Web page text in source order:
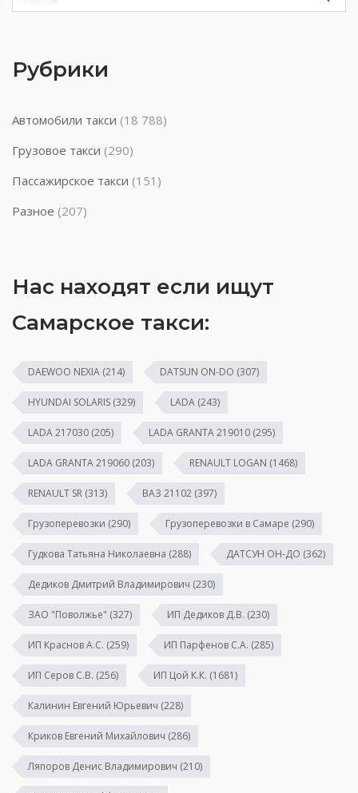
Рубрики
Автомобили такси (18 788)
Грузовое такси (290)
Пассажирское такси (151)
Разное (207)
Нас находят если ищут
Самарское такси:
DAEWOO NEXIA (214) DATSUN ON-DO (307)
HYUNDAI SOLARIS (329) LADA (243)
LADA 217030 (205) LADA GRANTA 219010 (295)
LADA GRANTA 219060 (203) RENAULT LOGAN (1468)
RENAULT SR (313) ВАЗ 21102 (397)
Грузоперевозки (290) Грузоперевозки в Самаре (290)
Гудкова Татьяна Николаевна (288) ДАТСУН ОН-ДО (362)
Дедиков Дмитрий Владимирович (230)
ЗАО "Поволжье" (327) ИП Дедиков Д.В. (230)
ИП Краснов А.С. (259) ИП Парфенов С.А. (285)
ИП Серов С.В. (256) ИП Цой К.К. (1681)
Калинин Евгений Юрьевич (228)
Криков Евгений Михайлович (286)
Ляпоров Денис Владимирович (210)